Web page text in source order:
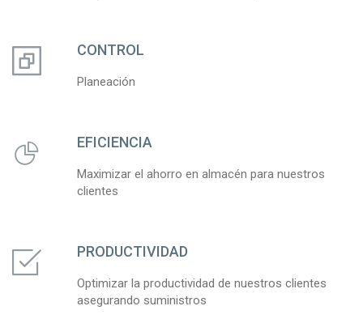
CONTROL
Planeación
EFICIENCIA
Maximizar el ahorro en almacén para nuestros
clientes
PRODUCTIVIDAD
Optimizar la productividad de nuestros clientes
asegurando suministros